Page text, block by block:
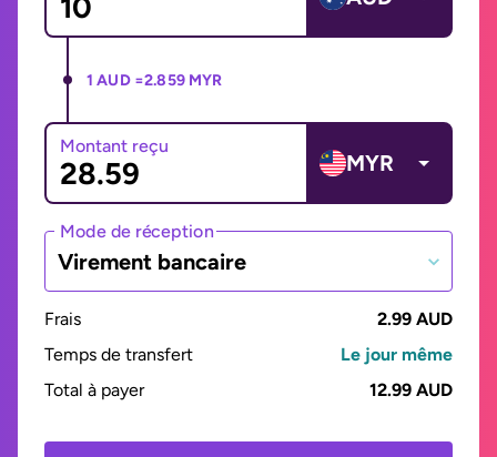
1 AUD =2.859 MYR
Montant reçu
MYR
Mode de réception
Virement bancaire
Frais
2.99 AUD
Temps de transfert
Le jour même
Total à payer
12.99 AUD